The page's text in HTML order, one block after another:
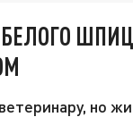
но